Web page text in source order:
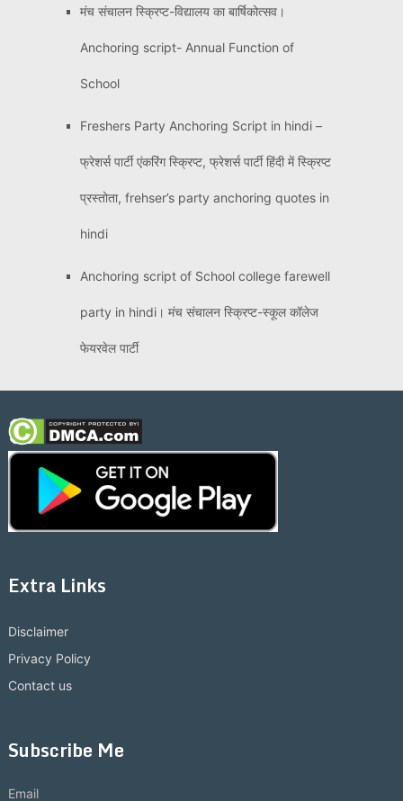
मंच संचालन स्क्रिप्ट-विद्यालय का बार्षिकोत्सव।
Anchoring script- Annual Function of
School
Freshers Party Anchoring Script in hindi –
फ्रेशर्स पार्टी एंकरिंग स्क्रिप्ट, फ्रेशर्स पार्टी हिंदी में स्क्रिप्ट
प्रस्तोता, frehser’s party anchoring quotes in
hindi
Anchoring script of School college farewell
party in hindi। मंच संचालन स्क्रिप्ट-स्कूल कॉलेज
फेयरवेल पार्टी
Extra Links
Disclaimer
Privacy Policy
Contact us
Subscribe Me
Email